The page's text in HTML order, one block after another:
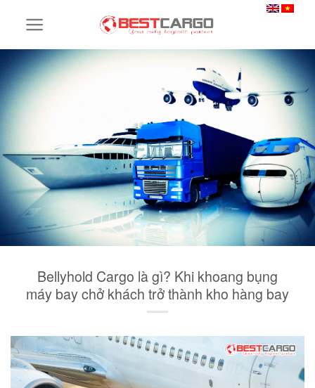
Bellyhold Cargo là gì? Khi khoang bụng
máy bay chở khách trở thành kho hàng bay